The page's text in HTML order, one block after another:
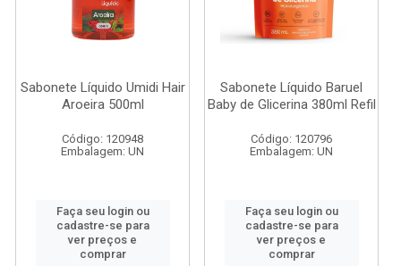
Sabonete Líquido Umidi Hair
Aroeira 500ml
Código: 120948
Embalagem: UN
Faça seu login ou
cadastre-se para
ver preços e
comprar
Sabonete Líquido Baruel
Baby de Glicerina 380ml Refil
Código: 120796
Embalagem: UN
Faça seu login ou
cadastre-se para
ver preços e
comprar